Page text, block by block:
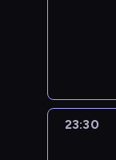
23:30